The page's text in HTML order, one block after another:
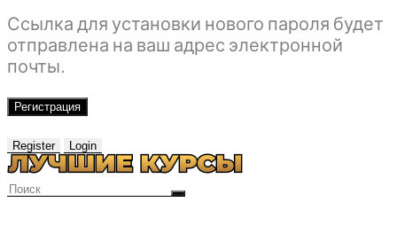
Ссылка для установки нового пароля будет
отправлена ​​на ваш адрес электронной
почты.
Регистрация
Register Login